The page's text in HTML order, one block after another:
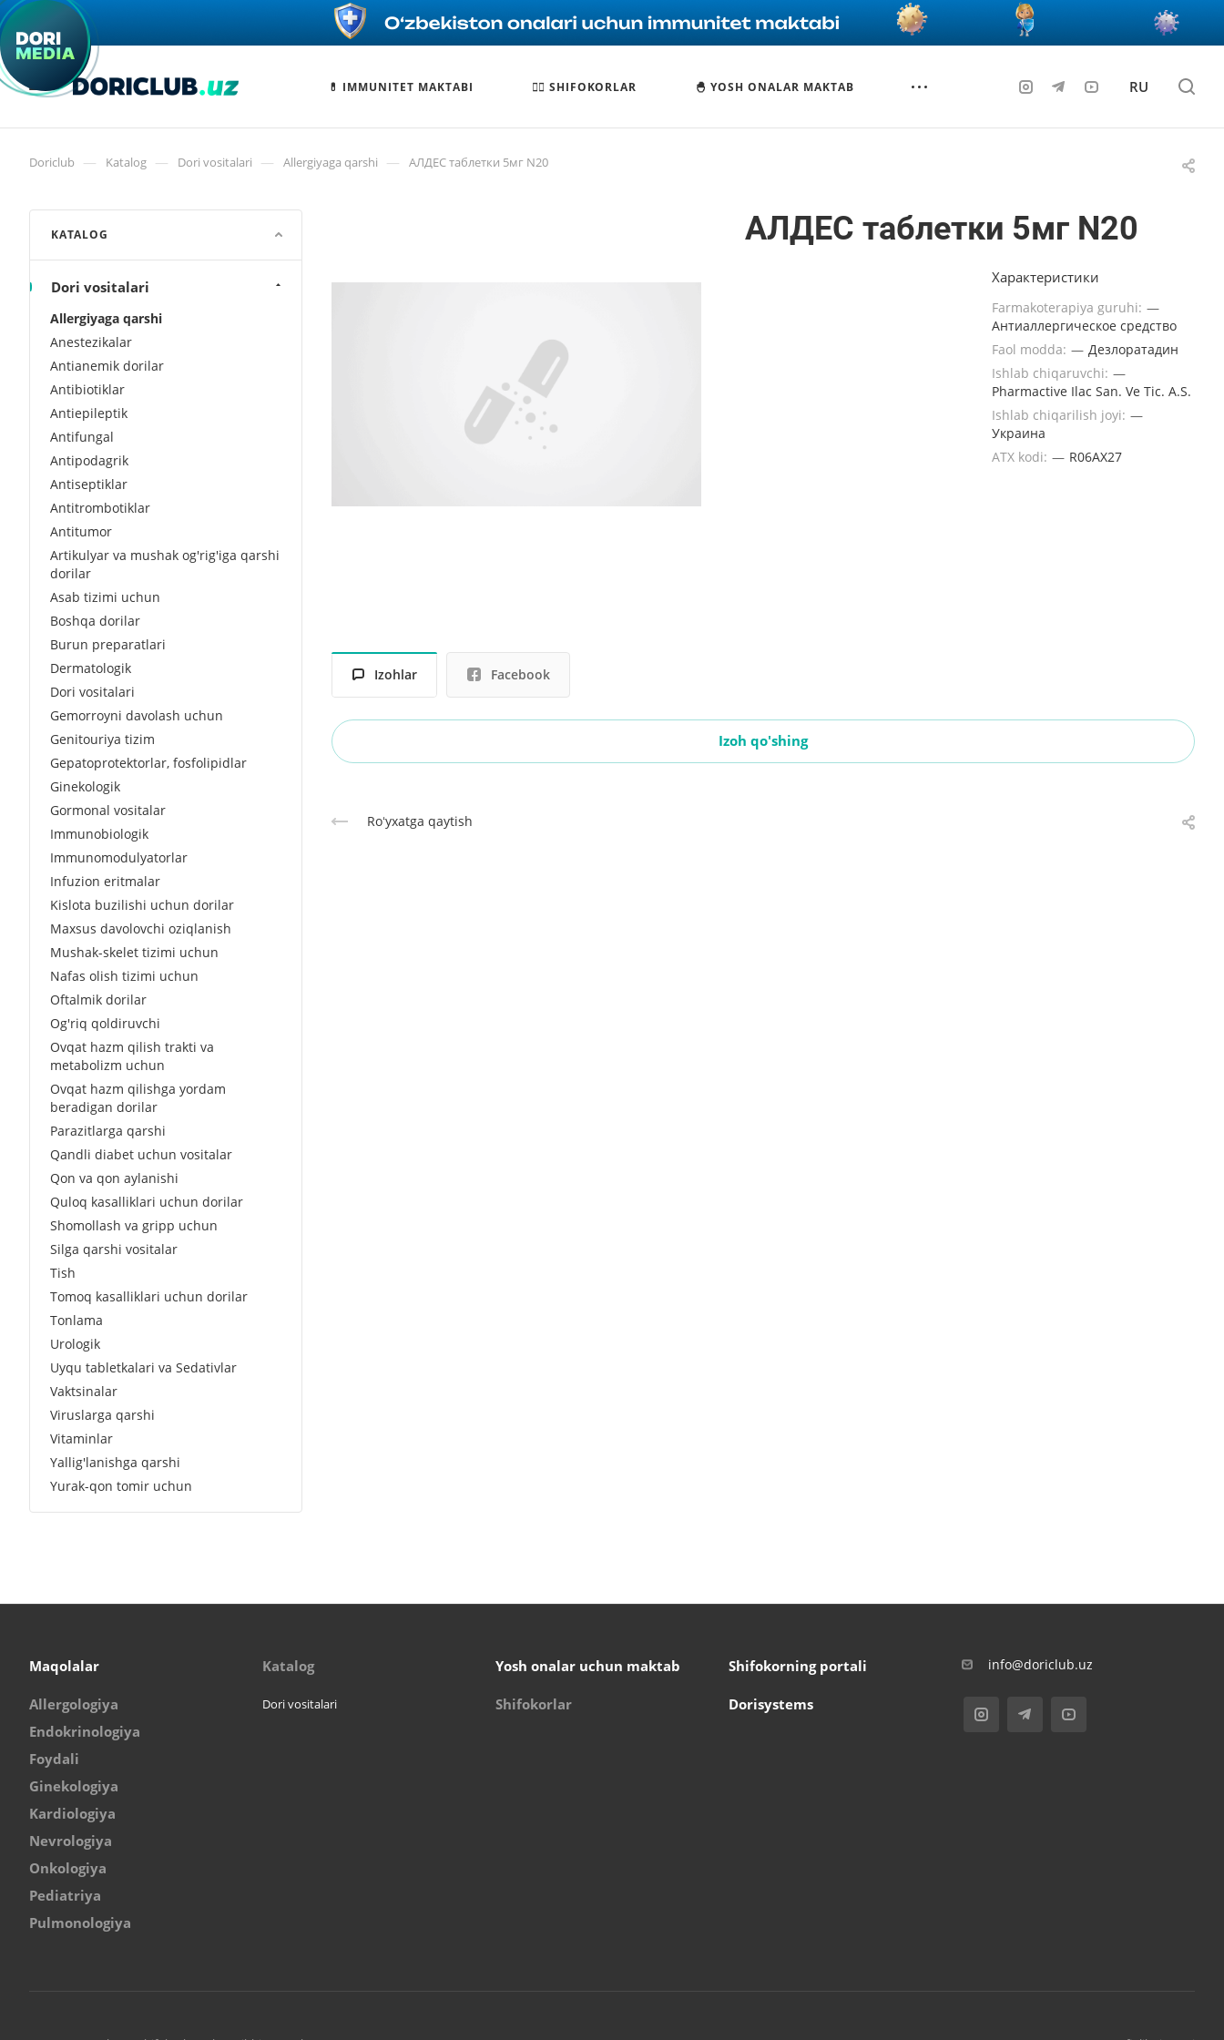
💊 IMMUNITET MAKTABI 🧑‍⚕️ SHIFOKORLAR 🐣 YOSH ONALAR MAKTAB RU
Doriclub — Katalog — Dori vositalari — Allergiyaga qarshi — АЛДЕС таблетки 5мг N20
АЛДЕС таблетки 5мг N20
Характеристики
Farmakoterapiya guruhi: —
Антиаллергическое средство
Faol modda: — Дезлоратадин
Ishlab chiqaruvchi: —
Pharmactive Ilac San. Ve Tic. A.S.
Ishlab chiqarilish joyi: —
Украина
ATX kodi: — R06AX27
Izohlar Facebook
Izoh qo'shing
Roʻyxatga qaytish
KATALOG
Dori vositalari
Allergiyaga qarshi
Anestezikalar
Antianemik dorilar
Antibiotiklar
Antiepileptik
Antifungal
Antipodagrik
Antiseptiklar
Antitrombotiklar
Antitumor
Artikulyar va mushak og'rig'iga qarshi
dorilar
Asab tizimi uchun
Boshqa dorilar
Burun preparatlari
Dermatologik
Dori vositalari
Gemorroyni davolash uchun
Genitouriya tizim
Gepatoprotektorlar, fosfolipidlar
Ginekologik
Gormonal vositalar
Immunobiologik
Immunomodulyatorlar
Infuzion eritmalar
Kislota buzilishi uchun dorilar
Maxsus davolovchi oziqlanish
Mushak-skelet tizimi uchun
Nafas olish tizimi uchun
Oftalmik dorilar
Og'riq qoldiruvchi
Ovqat hazm qilish trakti va
metabolizm uchun
Ovqat hazm qilishga yordam
beradigan dorilar
Parazitlarga qarshi
Qandli diabet uchun vositalar
Qon va qon aylanishi
Quloq kasalliklari uchun dorilar
Shomollash va gripp uchun
Silga qarshi vositalar
Tish
Tomoq kasalliklari uchun dorilar
Tonlama
Urologik
Uyqu tabletkalari va Sedativlar
Vaktsinalar
Viruslarga qarshi
Vitaminlar
Yallig'lanishga qarshi
Yurak-qon tomir uchun
Maqolalar
Allergologiya
Endokrinologiya
Foydali
Ginekologiya
Kardiologiya
Nevrologiya
Onkologiya
Pediatriya
Pulmonologiya
Katalog
Dori vositalari
Yosh onalar uchun maktab
Shifokorlar
Shifokorning portali
Dorisystems
info@doriclub.uz